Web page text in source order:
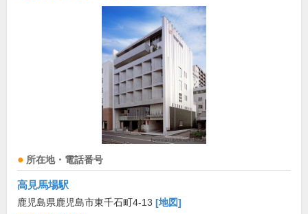
所在地・電話番号
高見馬場駅
鹿児島県鹿児島市東千石町4-13 [地図]